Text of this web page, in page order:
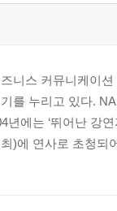
으로 되돌려주라
에 달려 있다
화의 기술
지 먼저 판단하라
따져봐야 할 여섯
동시에 지키는 법
부탁을 거절하는 기
니스 커뮤니케이
를 누리고 있다.
년에는 ‘뛰어난 강
)에 연사로 초청되